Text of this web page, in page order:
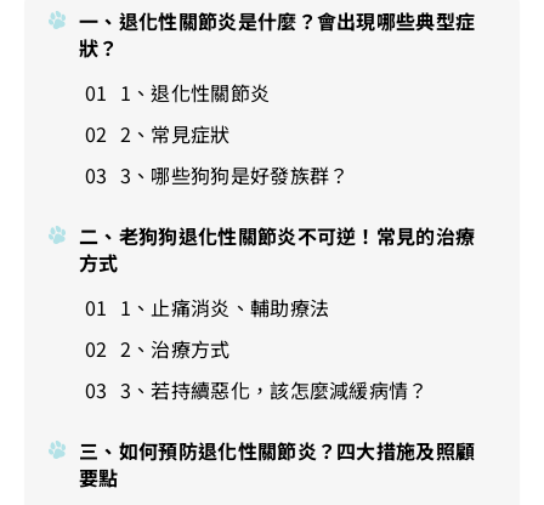
一、退化性關節炎是什麼？會出現哪些典型症
狀？
1、退化性關節炎
2、常見症狀
3、哪些狗狗是好發族群？
二、老狗狗退化性關節炎不可逆！常見的治療
方式
1、止痛消炎、輔助療法
2、治療方式
3、若持續惡化，該怎麼減緩病情？
三、如何預防退化性關節炎？四大措施及照顧
要點